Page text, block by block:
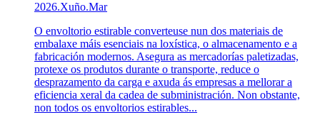
2026.Xuño.Mar
O envoltorio estirable converteuse nun dos materiais de
embalaxe máis esenciais na loxística, o almacenamento e a
fabricación modernos. Asegura as mercadorías paletizadas,
protexe os produtos durante o transporte, reduce o
desprazamento da carga e axuda ás empresas a mellorar a
eficiencia xeral da cadea de subministración. Non obstante,
non todos os envoltorios estirables...